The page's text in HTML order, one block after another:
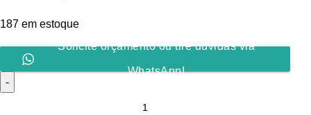
187 em estoque
Solicite orçamento ou tire dúvidas via
WhatsApp!